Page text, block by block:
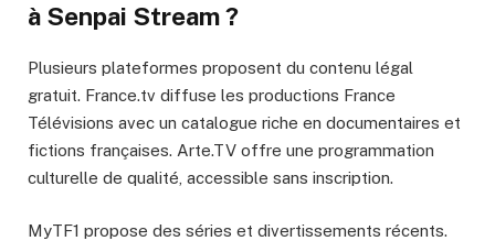
à Senpai Stream ?
Plusieurs plateformes proposent du contenu légal
gratuit. France.tv diffuse les productions France
Télévisions avec un catalogue riche en documentaires et
fictions françaises. Arte.TV offre une programmation
culturelle de qualité, accessible sans inscription.
MyTF1 propose des séries et divertissements récents.